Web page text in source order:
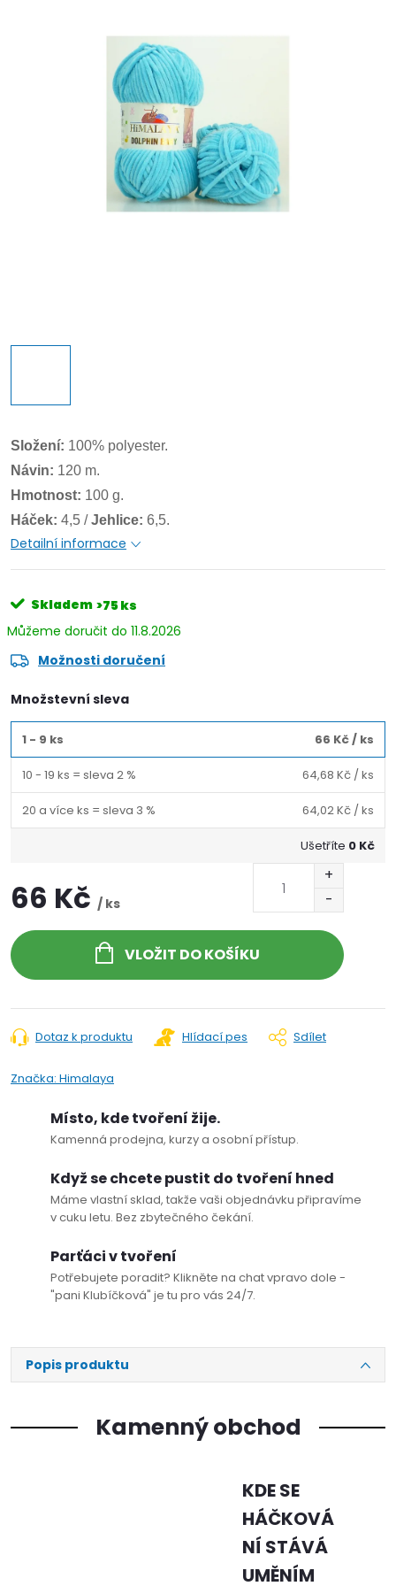
Složení: 100% polyester.
Návin: 120 m.
Hmotnost: 100 g.
Háček: 4,5 /Jehlice: 6,5.
Detailní informace
Skladem >75 ks
11.8.2026
Možnosti doručení
Množstevní sleva
1 - 9 ks 66 Kč/ ks
10 - 19 ks = sleva 2 % 64,68 Kč / ks
20 a více ks = sleva 3 % 64,02 Kč / ks
Ušetříte 0 Kč
66 Kč / ks
VLOŽIT DO KOŠÍKU
Dotaz k produktu Hlídací pes Sdílet
Značka: Himalaya
Místo, kde tvoření žije.
Kamenná prodejna, kurzy a osobní přístup.
Když se chcete pustit do tvoření hned
Máme vlastní sklad, takže vaši objednávku připravíme
v cuku letu. Bez zbytečného čekání.
Parťáci v tvoření
Potřebujete poradit? Klikněte na chat vpravo dole -
"pani Klubíčková" je tu pro vás 24/7.
Popis produktu
Kamenný obchod
KDE SE
HÁČKOVÁ
NÍ STÁVÁ
UMĚNÍM